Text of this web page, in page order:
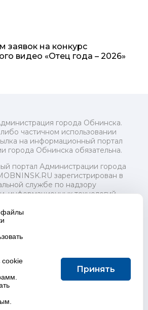
заявок на конкурс
видео «Отец года – 2026»
города Обнинска.
частичном использовании
на информационный портал
города Обнинска обязательна.
портал Администрации города
зарегистрирован в
службе по надзору
информационных технологий
(Роскомнадзор) 24 июля
2018 года.
о регистрации Эл № ФС77-73321
(исполнительно-
орган) городского округа "Город
редактор: Байкова Е.А.
почты Редакции:
+7 (484) 395-85-85
содержит материалы 18+
обработки персональных
файлы
cookie
Принять